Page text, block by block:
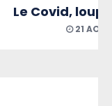
Le Covid, loupe grossissante des maux martiniquais